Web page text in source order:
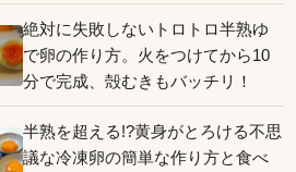
絶対に失敗しないトロトロ半熟ゆ
で卵の作り方。火をつけてから10
分で完成、殻むきもバッチリ！
半熟を超える!?黄身がとろける不思
議な冷凍卵の簡単な作り方と食べ